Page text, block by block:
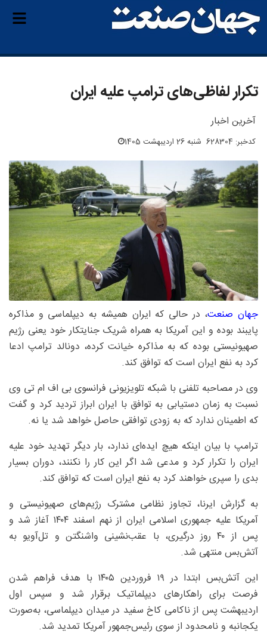
تکرار لفاظی‌های ترامپ علیه ایران
آخرین اخبار
کدخبر: 628304 شنبه 26 اردیبهشت 1405
جهان صنعت، در حالی که ایران همیشه به دیپلماسی و مذاکره
پایبند بوده و این آمریکا به همراه شریک جنایتکار خود یعنی رژیم
صهیونیستی بوده که به مذاکره خیانت کرده، دونالد ترامپ ادعا
کرد به نفع ایران است که توافق کند.
وی در مصاحبه تلفنی با شبکه تلویزیونی فرانسوی بی اف ام تی وی
نسبت به زمان دستیابی به توافق با ایران ابراز تردید کرد و گفت
که اطمینان ندارد که به زودی توافقی حاصل خواهد شد یا نه.
ترامپ با بیان اینکه هیچ ایده‌ای ندارد، بار دیگر تهدید خود علیه
ایران را تکرار کرد و مدعی شد اگر این کار را نکنند، دوران بسیار
بدی را سپری خواهند کرد به نفع ایران است که توافق کند.
به گزارش ایرنا، تجاوز نظامی مشترک رژیم‌های صهیونیستی و
آمریکا علیه جمهوری اسلامی ایران از نهم اسفند ۱۴۰۴ آغاز شد و
پس از ۴۰ روز درگیری، با عقب‌نشینی واشنگتن و تل‌آویو به
آتش‌بس منتهی شد.
این آتش‌بس ابتدا در ۱۹ فروردین ۱۴۰۵ با هدف فراهم شدن
فرصت برای راهکارهای دیپلماتیک برقرار شد و سپس اول
اردیبهشت پس از ناکامی کاخ سفید در میدان دیپلماسی، به‌صورت
یکجانبه و نامحدود از سوی رئیس‌جمهور آمریکا تمدید شد.